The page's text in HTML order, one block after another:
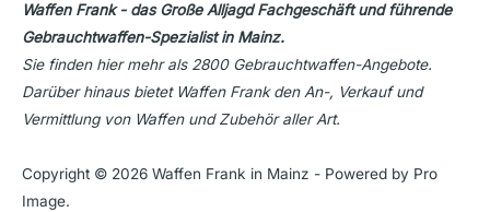
Waffen Frank - das Große Alljagd Fachgeschäft und führende
Gebrauchtwaffen-Spezialist in Mainz.
Sie finden hier mehr als 2800 Gebrauchtwaffen-Angebote.
Darüber hinaus bietet Waffen Frank den An-, Verkauf und
Vermittlung von Waffen und Zubehör aller Art.
Copyright © 2026 Waffen Frank in Mainz - Powered by Pro
Image.